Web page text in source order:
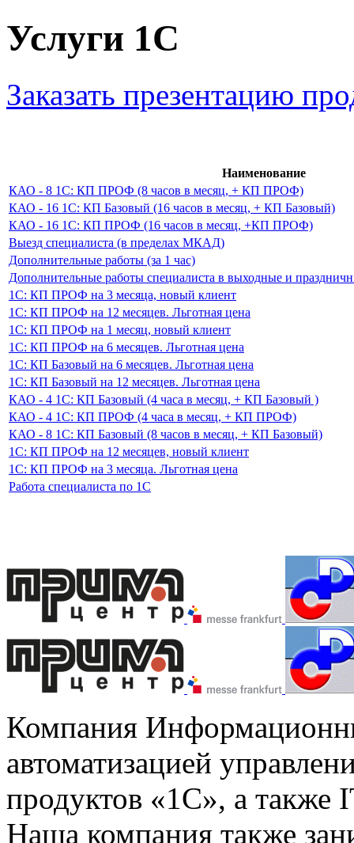
Услуги 1С
Заказать презентацию
Наименование
КАО - 8 1С: КП ПРОФ (8 часов в месяц, + КП ПРОФ)
КАО - 16 1С: КП Базовый (16 часов в месяц, + КП Базовый)
КАО - 16 1С: КП ПРОФ (16 часов в месяц, +КП ПРОФ)
Выезд специалиста (в пределах МКАД)
Дополнительные работы (за 1 час)
Дополнительные работы специалиста в выходные и
1С: КП ПРОФ на 3 месяца, новый клиент
1С: КП ПРОФ на 12 месяцев. Льготная цена
1С: КП ПРОФ на 1 месяц, новый клиент
1С: КП ПРОФ на 6 месяцев. Льготная цена
1С: КП Базовый на 6 месяцев. Льготная цена
1С: КП Базовый на 12 месяцев. Льготная цена
КАО - 4 1С: КП Базовый (4 часа в месяц, + КП Базовый )
КАО - 4 1С: КП ПРОФ (4 часа в месяц, + КП ПРОФ)
КАО - 8 1С: КП Базовый (8 часов в месяц, + КП Базовый)
1С: КП ПРОФ на 12 месяцев, новый клиент
1С: КП ПРОФ на 3 месяца. Льготная цена
Работа специалиста по 1С
Компания
автоматизацией
продуктов «1С», а также
Наша компания также